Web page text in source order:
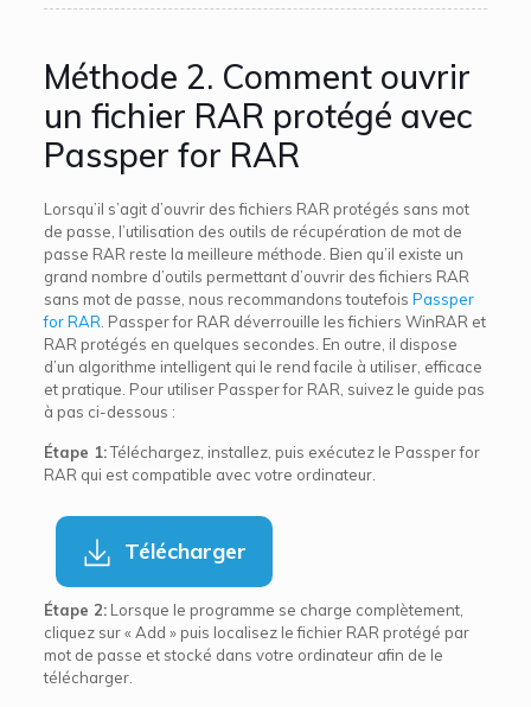
Méthode 2. Comment ouvrir
un fichier RAR protégé avec
Passper for RAR
Lorsqu’il s’agit d’ouvrir des fichiers RAR protégés sans mot
de passe, l’utilisation des outils de récupération de mot de
passe RAR reste la meilleure méthode. Bien qu’il existe un
grand nombre d’outils permettant d’ouvrir des fichiers RAR
sans mot de passe, nous recommandons toutefois Passper
for RAR . Passper for RAR déverrouille les fichiers WinRAR et
RAR protégés en quelques secondes. En outre, il dispose
d’un algorithme intelligent qui le rend facile à utiliser, efficace
et pratique. Pour utiliser Passper for RAR, suivez le guide pas
à pas ci-dessous :
Étape 1:Téléchargez, installez, puis exécutez le Passper for
RAR qui est compatible avec votre ordinateur.
Télécharger
Étape 2:Lorsque le programme se charge complètement,
cliquez sur « Add » puis localisez le fichier RAR protégé par
mot de passe et stocké dans votre ordinateur afin de le
télécharger.